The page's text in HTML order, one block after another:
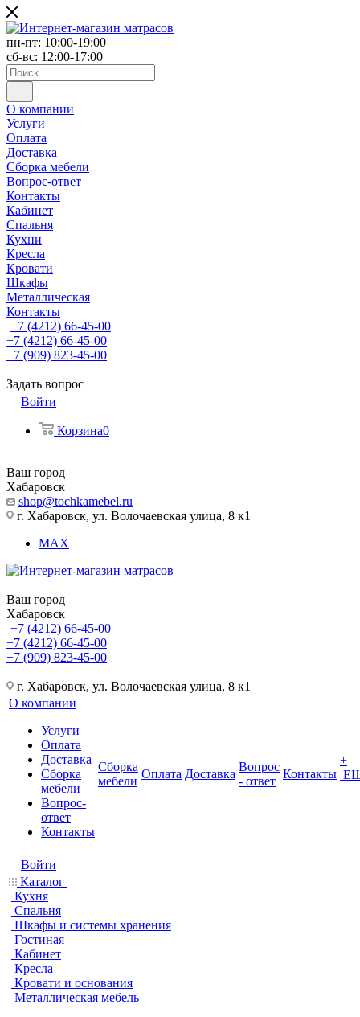
пн-пт: 10:00-19:00
сб-вс: 12:00-17:00
О компании
Услуги
Оплата
Доставка
Сборка мебели
Вопрос-ответ
Контакты
Кабинет
Спальня
Кухни
Кресла
Кровати
Шкафы
Металлическая
Контакты
+7 (4212) 66-45-00
+7 (4212) 66-45-00
+7 (909) 823-45-00
Задать вопрос
Войти
Корзина0
Ваш город
Хабаровск
shop@tochkamebel.ru
г. Хабаровск, ул. Волочаевская улица, 8 к1
MAX
Ваш город
Хабаровск
+7 (4212) 66-45-00
+7 (4212) 66-45-00
+7 (909) 823-45-00
г. Хабаровск, ул. Волочаевская улица, 8 к1
О компании
Услуги
Оплата
Доставка
Сборка
мебели
Вопрос-
ответ
Контакты
Сборка
мебели
Оплата Доставка
Вопрос
- ответ
Контакты
+
Войти
Каталог
Кухня
Спальня
Шкафы и системы хранения
Гостиная
Кабинет
Кресла
Кровати и основания
Металлическая мебель